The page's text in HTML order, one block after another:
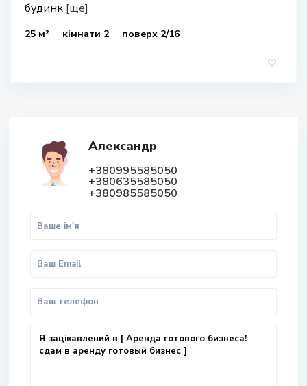
будинк [ще]
25 м² кімнати 2 поверх 2/16
Александр
+380995585050
+380635585050
+380985585050